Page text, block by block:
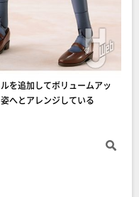
を追加してボリュームアッ
へとアレンジしている